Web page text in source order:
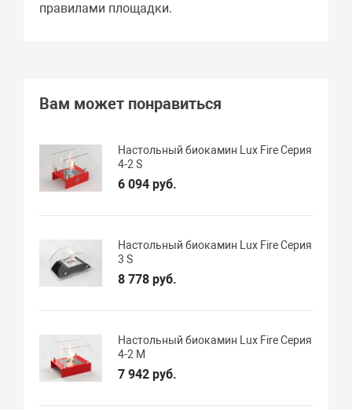
правилами площадки.
Вам может понравиться
Настольный биокамин Lux Fire Серия
4-2 S
6 094 руб.
Настольный биокамин Lux Fire Серия
3 S
8 778 руб.
Настольный биокамин Lux Fire Серия
4-2 M
7 942 руб.